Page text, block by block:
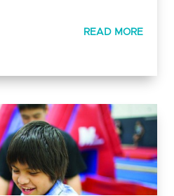
READ MORE